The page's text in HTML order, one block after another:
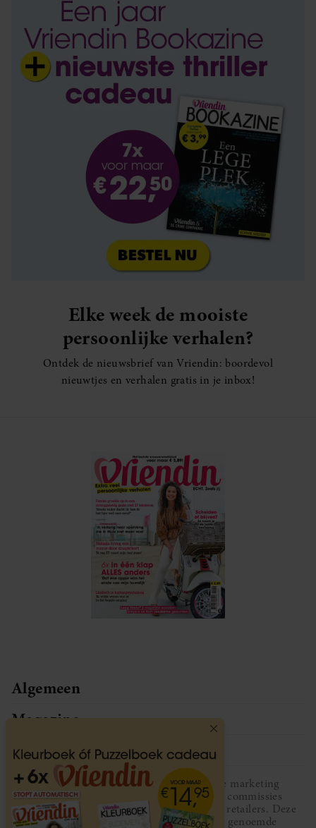
Elke week de mooiste
persoonlijke verhalen?
Ontdek de nieuwsbrief van Vriendin: boordevol
nieuwtjes en verhalen gratis in je inbox!
Algemeen
Magazine
Service
Vriendin participeert in diverse affiliate marketing
programma’s, dat houdt in dat Vriendin commissies
ontvangt voor aankopen middels links van retailers. Deze
website wordt niet gesponsord door de genoemde